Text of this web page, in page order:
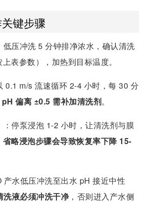
键步骤
低压冲洗 5 分钟排净浓水，确认清洗
表参数），加热到目标温度。
0.1 m/s 流速循环 2-4 小时，每 30 分
pH 偏离 ±0.5 需补加清洗剂。
：停泵浸泡 1-2 小时，让清洗剂与膜
省略浸泡步骤会导致恢复率下降 15-
产水低压冲洗至出水 pH 接近中性
洗液必须冲洗干净 ，否则进入产水侧